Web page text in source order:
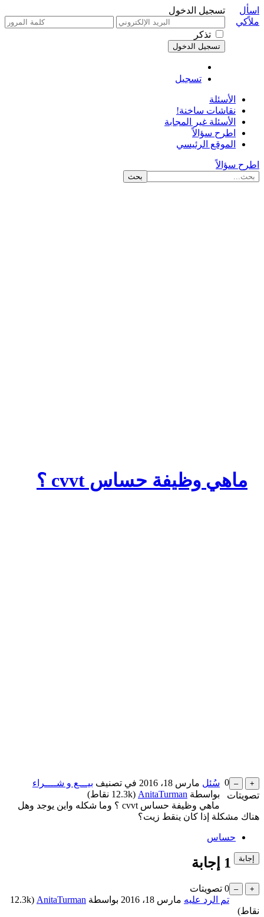
تسجيل الدخول
تذكر
تسجيل
اسأل
ملاًكي
الأسئلة
نقاشات ساخنة!
الأسئلة غير المجابة
اطرح سؤالاً
الموقع الرئيسي
اطرح سؤالاً
ماهي وظيفة حساس cvvt ؟
0
تصويتات
سُئل مارس 18، 2016 في تصنيف بيـــع و شــــراء
بواسطة AnitaTurman
(
12.3k نقاط)
ماهي وظيفة حساس cvvt ؟ وما شكله واين يوجد وهل
هناك مشكلة إذا كان ينقط زيت؟
حساس
1 إجابة
0 تصويتات
تم الرد عليه مارس 18، 2016 بواسطة AnitaTurman
(
12.3k
نقاط)